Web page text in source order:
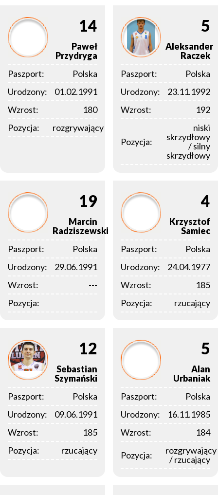
14
Paweł
Przydryga
Paszport:
Polska
Urodzony:
01.02.1991
Wzrost:
180
Pozycja:
rozgrywający
5
Aleksander
Raczek
Paszport:
Polska
Urodzony:
23.11.1992
Wzrost:
192
Pozycja:
niski
skrzydłowy
/ silny
skrzydłowy
19
Marcin
Radziszewski
Paszport:
Polska
Urodzony:
29.06.1991
Wzrost:
---
Pozycja:
4
Krzysztof
Samiec
Paszport:
Polska
Urodzony:
24.04.1977
Wzrost:
185
Pozycja:
rzucający
12
Sebastian
Szymański
Paszport:
Polska
Urodzony:
09.06.1991
Wzrost:
185
Pozycja:
rzucający
5
Alan
Urbaniak
Paszport:
Polska
Urodzony:
16.11.1985
Wzrost:
184
Pozycja:
rozgrywający
/ rzucający